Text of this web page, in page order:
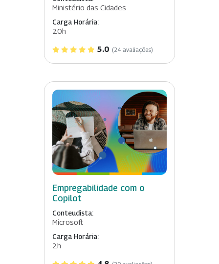
Ministério das Cidades
Carga Horária:
20h
5.0 (24 avaliações)
Empregabilidade com o
Copilot
Conteudista:
Microsoft
Carga Horária:
2h